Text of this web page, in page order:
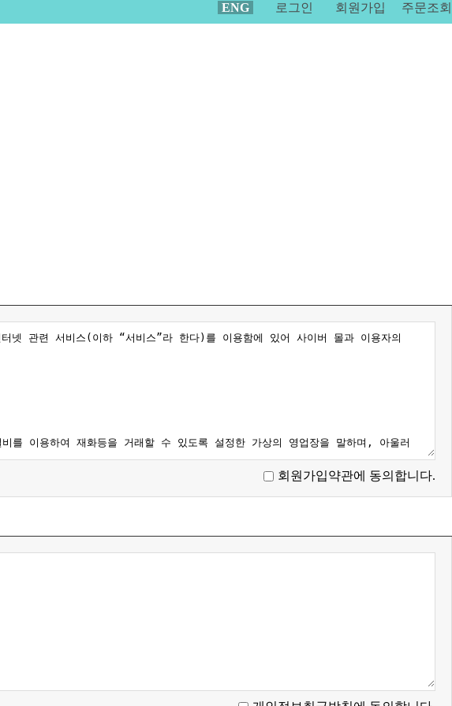
ENG 로그인 회원가입
주문조회
회원가입약관에 동의합니다.